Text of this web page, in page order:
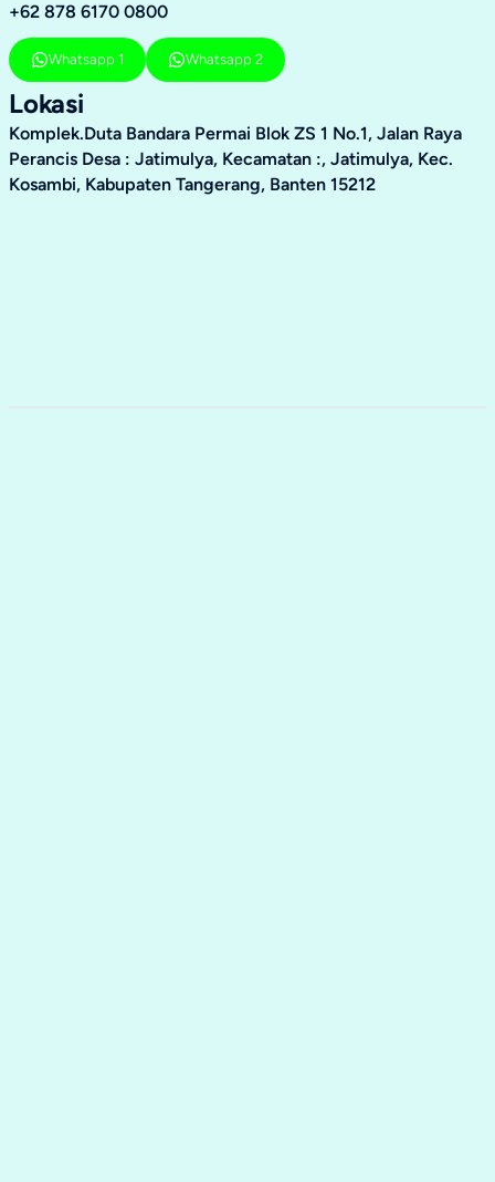
+62 878 6170 0800
Whatsapp 1 Whatsapp 2
Lokasi
Komplek.Duta Bandara Permai Blok ZS 1 No.1, Jalan Raya
Perancis Desa : Jatimulya, Kecamatan :, Jatimulya, Kec.
Kosambi, Kabupaten Tangerang, Banten 15212